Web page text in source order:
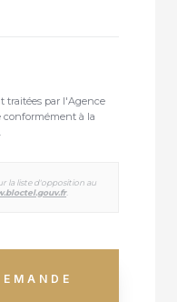
traitées par l'Agence
conformément à la
.
la liste d'opposition au
.